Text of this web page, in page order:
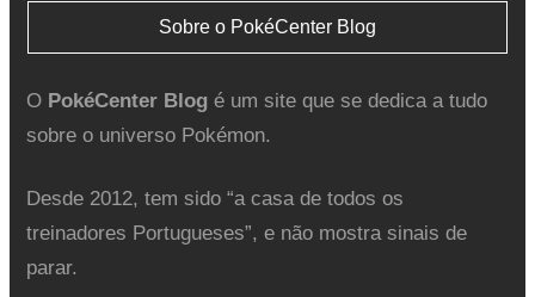
Sobre o PokéCenter Blog
O PokéCenter Blogé um site que se dedica a tudo
sobre o universo Pokémon.
Desde 2012, tem sido “a casa de todos os
treinadores Portugueses”, e não mostra sinais de
parar.